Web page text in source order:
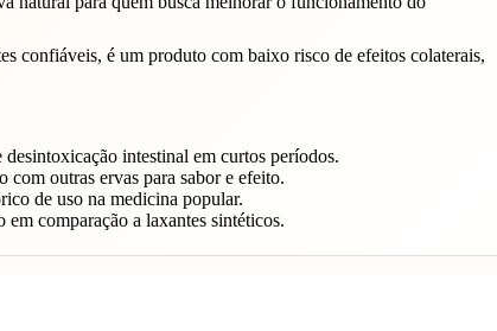
confiáveis, é um produto com baixo risco de efeitos colaterais,
desintoxicação intestinal em curtos períodos.
outras ervas para sabor e efeito.
de uso na medicina popular.
comparação a laxantes sintéticos.